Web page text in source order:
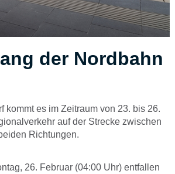
der Nordbahn
es im Zeitraum von 23. bis 26.
auf der Strecke zwischen
Richtungen.
26. Februar (04:00 Uhr) entfallen